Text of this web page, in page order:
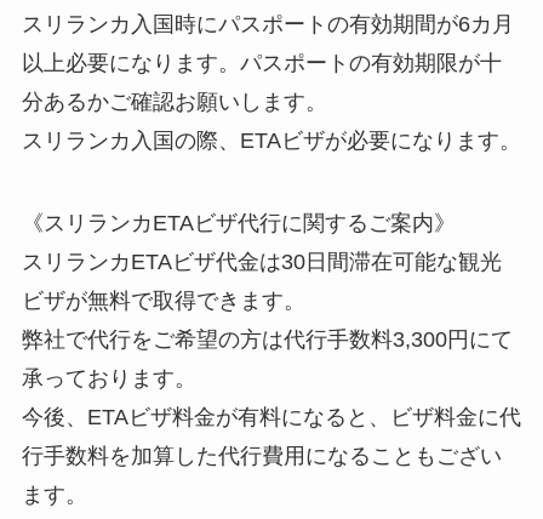
スリランカ入国時にパスポートの有効期間が6カ月
以上必要になります。パスポートの有効期限が十
分あるかご確認お願いします。
スリランカ入国の際、ETAビザが必要になります。
《スリランカETAビザ代行に関するご案内》
スリランカETAビザ代金は30日間滞在可能な観光
ビザが無料で取得できます。
弊社で代行をご希望の方は代行手数料3,300円にて
承っております。
今後、ETAビザ料金が有料になると、ビザ料金に代
行手数料を加算した代行費用になることもござい
ます。